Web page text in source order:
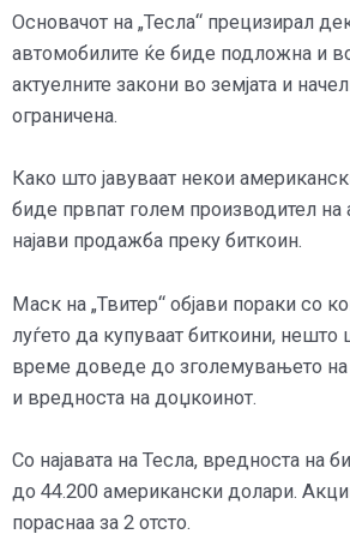
Основачот на „Тесла“ прецизирал
автомобилите ќе биде подложна и
актуелните закони во земјата и
ограничена.
Како што јавуваат некои
биде првпат голем производител
најави продажба преку биткоин.
Маск на „Твитер“ објави пораки со
луѓето да купуваат биткоини,
време доведе до зголемувањето на
и вредноста на доџкоинот.
Со најавата на Тесла, вредноста на
до 44.200 американски долари.
пораснаа за 2 отсто.